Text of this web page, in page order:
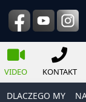
VIDEO KONTAKT
DLACZEGO MY